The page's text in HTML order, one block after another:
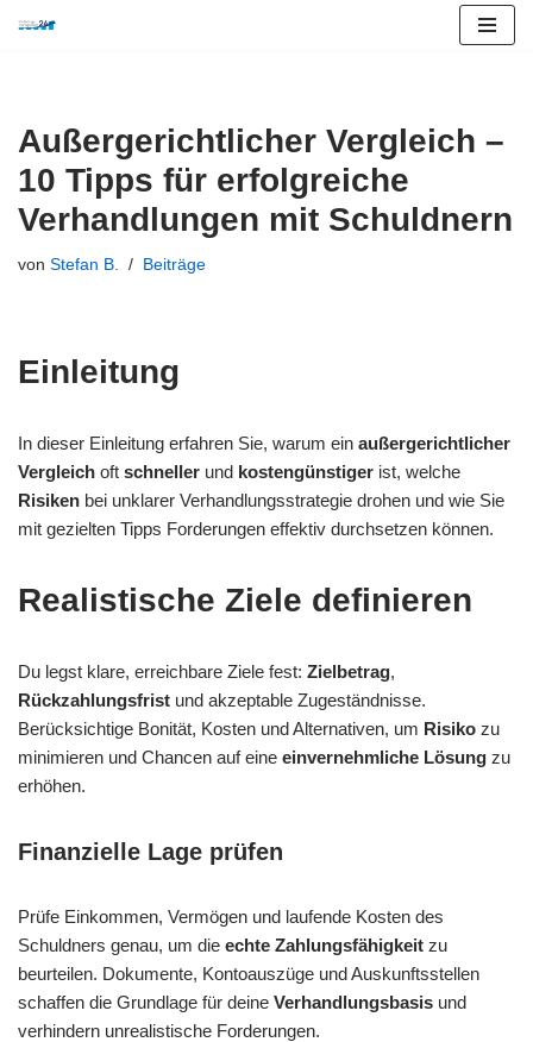
Außergerichtlicher Vergleich –
10 Tipps für erfolgreiche
Verhandlungen mit Schuldnern
von Stefan B. Beiträge
Einleitung
In dieser Einleitung erfahren Sie, warum ein außergerichtlicher
Vergleich oft schneller und kostengünstiger ist, welche
Risiken bei unklarer Verhandlungsstrategie drohen und wie Sie
mit gezielten Tipps Forderungen effektiv durchsetzen können.
Realistische Ziele definieren
Du legst klare, erreichbare Ziele fest: Zielbetrag,
Rückzahlungsfrist und akzeptable Zugeständnisse.
Berücksichtige Bonität, Kosten und Alternativen, um Risiko zu
minimieren und Chancen auf eine einvernehmliche Lösung zu
erhöhen.
Finanzielle Lage prüfen
Prüfe Einkommen, Vermögen und laufende Kosten des
Schuldners genau, um die echte Zahlungsfähigkeit zu
beurteilen. Dokumente, Kontoauszüge und Auskunftsstellen
schaffen die Grundlage für deine Verhandlungsbasis und
verhindern unrealistische Forderungen.